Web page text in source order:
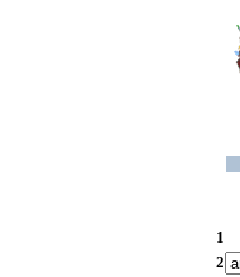
1
2